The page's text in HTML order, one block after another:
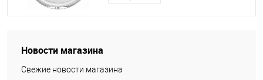
Новости магазина
Свежие новости магазина